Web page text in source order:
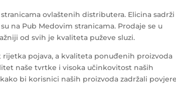
ovlaštenih distributera. Elicina sadrži
na Pub Medovim stranicama. Prodaje se u
od svih je kvaliteta puževe sluzi.
pojava, a kvaliteta ponuđenih proizvoda
naše tvrtke i visoka učinkovitost naših
bi korisnici naših proizvoda zadržali